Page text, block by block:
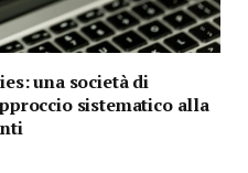
una società di
sistematico alla